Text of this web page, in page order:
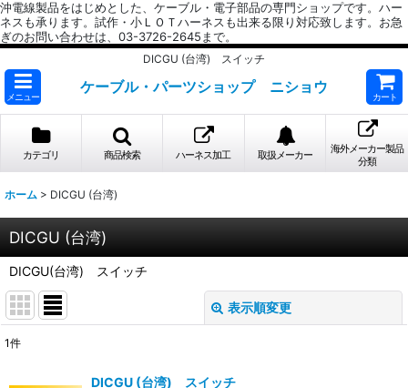
沖電線製品をはじめとした、ケーブル・電子部品の専門ショップです。ハー
ネスも承ります。試作・小ＬＯＴハーネスも出来る限り対応致します。お急
ぎのお問い合わせは、03-3726-2645まで。
DICGU (台湾) スイッチ
メニュー
ケーブル・パーツショップ ニショウ
カート
カテゴリ 商品検索 ハーネス加工 取扱メーカー
海外メーカー製品
分類
ホーム > DICGU (台湾)
DICGU (台湾)
DICGU(台湾) スイッチ
表示順変更
1件
DICGU (台湾) スイッチ